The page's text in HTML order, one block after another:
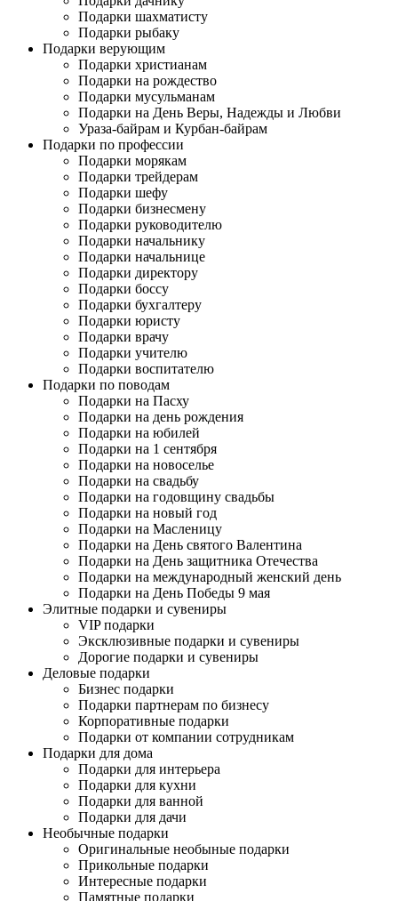
Подарки шахматисту
Подарки рыбаку
Подарки верующим
Подарки христианам
Подарки на рождество
Подарки мусульманам
Подарки на День Веры, Надежды и Любви
Ураза-байрам и Курбан-байрам
Подарки по профессии
Подарки морякам
Подарки трейдерам
Подарки шефу
Подарки бизнесмену
Подарки руководителю
Подарки начальнику
Подарки начальнице
Подарки директору
Подарки боссу
Подарки бухгалтеру
Подарки юристу
Подарки врачу
Подарки учителю
Подарки воспитателю
Подарки по поводам
Подарки на Пасху
Подарки на день рождения
Подарки на юбилей
Подарки на 1 сентября
Подарки на новоселье
Подарки на свадьбу
Подарки на годовщину свадьбы
Подарки на новый год
Подарки на Масленицу
Подарки на День святого Валентина
Подарки на День защитника Отечества
Подарки на международный женский день
Подарки на День Победы 9 мая
Элитные подарки и сувениры
VIP подарки
Эксклюзивные подарки и сувениры
Дорогие подарки и сувениры
Деловые подарки
Бизнес подарки
Подарки партнерам по бизнесу
Корпоративные подарки
Подарки от компании сотрудникам
Подарки для дома
Подарки для интерьера
Подарки для кухни
Подарки для ванной
Подарки для дачи
Необычные подарки
Оригинальные необыные подарки
Прикольные подарки
Интересные подарки
Памятные подарки